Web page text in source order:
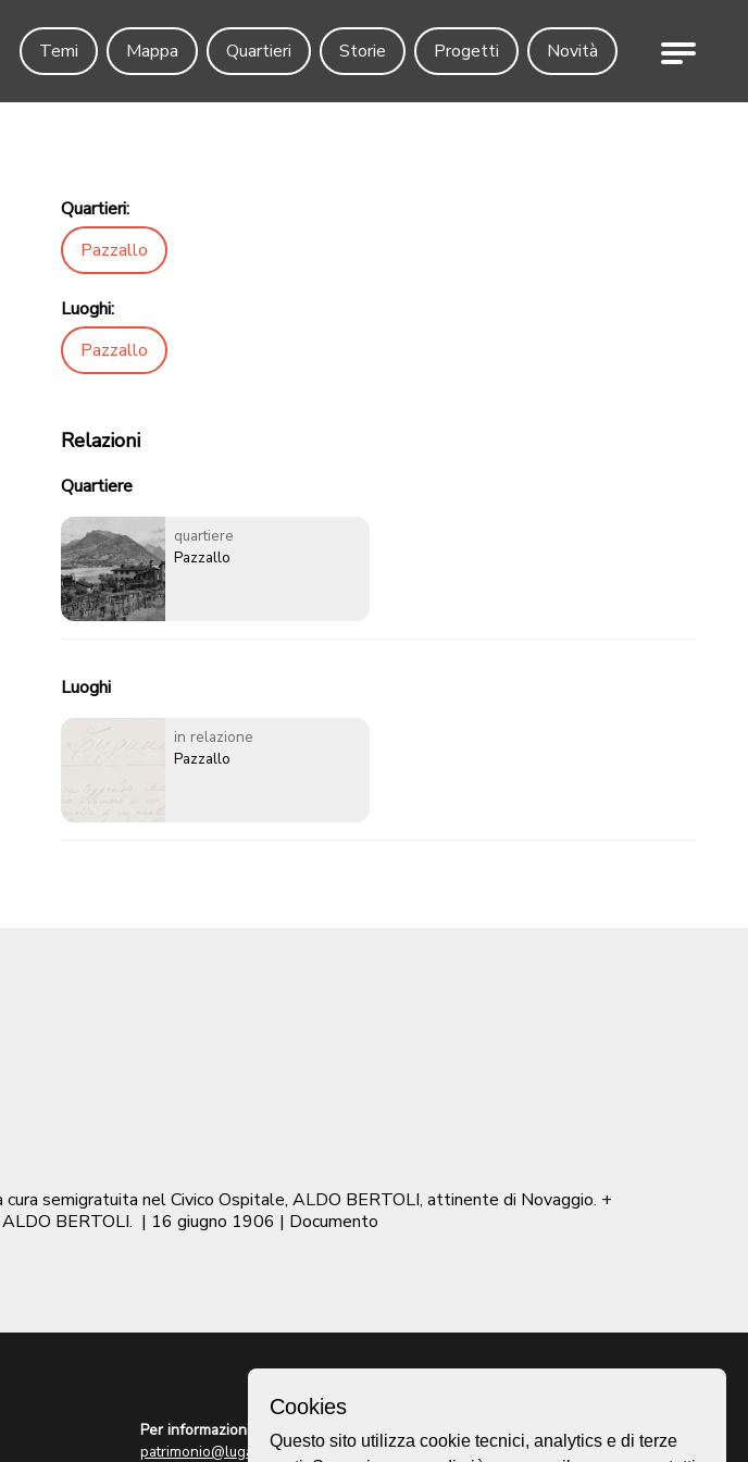
Temi
Mappa Quartieri Storie Progetti Novità Menu
Quartieri:
Pazzallo
Luoghi:
Pazzallo
Relazioni
Quartiere
quartiere
Pazzallo
Luoghi
in relazione
Pazzallo
semigratuita nel Civico Ospitale, ALDO BERTOLI, attinente di Novaggio. +
BERTOLI. | 16 giugno 1906 | Documento
Per informazioni:
patrimonio@lugano.ch
Homepage
Cookies
Questo sito utilizza cookie tecnici, analytics e di terze